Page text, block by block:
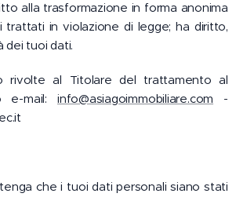
alla trasformazione in forma anonima
trattati in violazione di legge; ha diritto,
dei tuoi dati.
rivolte al Titolare del trattamento al
e-mail: info@asiagoimmobiliare.com -
che i tuoi dati personali siano stati